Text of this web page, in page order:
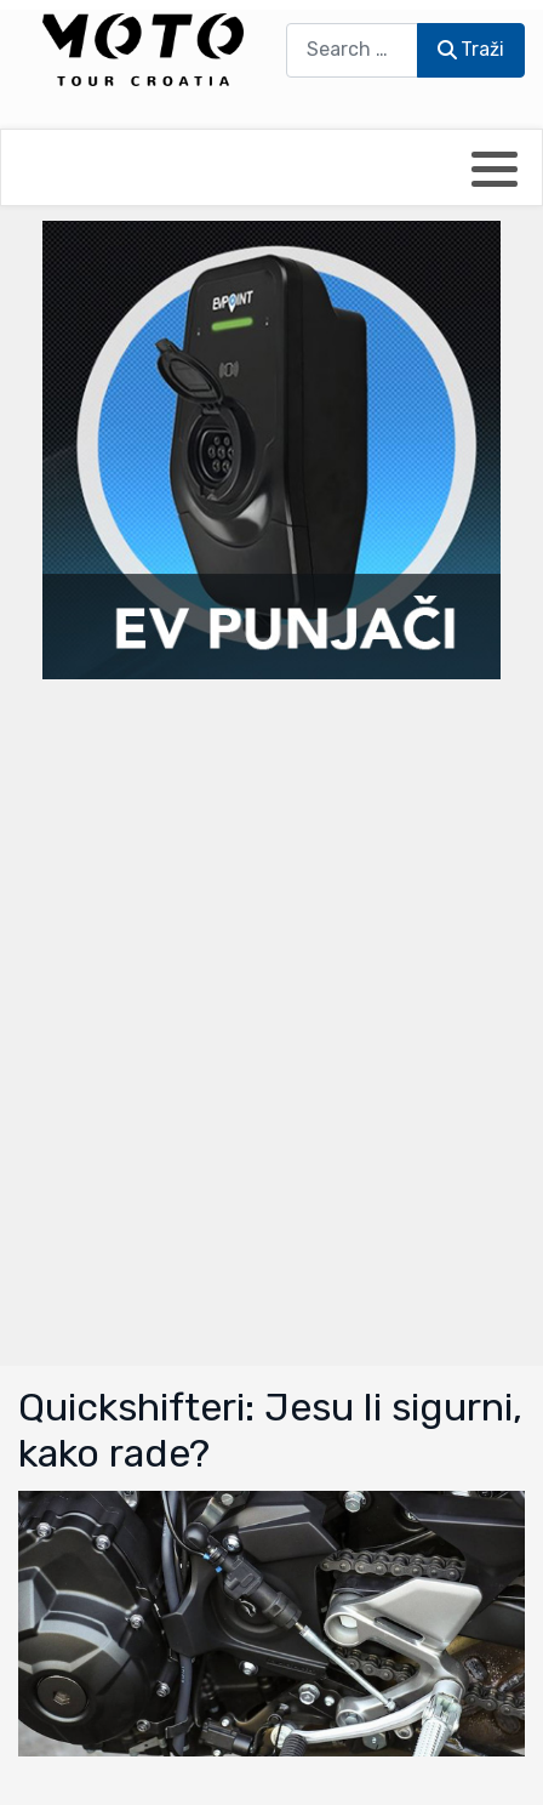
Traži
Quickshifteri: Jesu li sigurni,
kako rade?
UmPaDrum
Moto servisi
Impressum
Damir Žerić - ELPASSO
Dario Dinter - Moto TOZ
Igor Kreč - UmPaDrum
Igor Kukec Brmbi
Slaven Gajdek
MTC - Moto Tour Croatia
Moto putopisi
Vikend vožnje
Zanimljivost
Najave i noviteti